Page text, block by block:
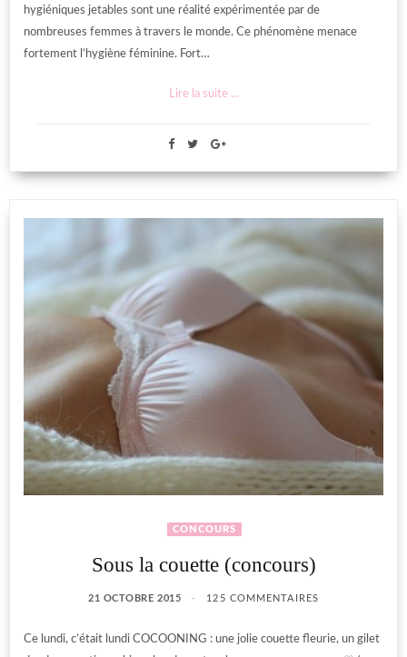
hygiéniques jetables sont une réalité expérimentée par de
nombreuses femmes à travers le monde. Ce phénomène menace
fortement l’hygiène féminine. Fort…
Lire la suite ...
CONCOURS
Sous la couette (concours)
21 OCTOBRE 2015 125 COMMENTAIRES
Ce lundi, c’était lundi COCOONING : une jolie couette fleurie, un gilet